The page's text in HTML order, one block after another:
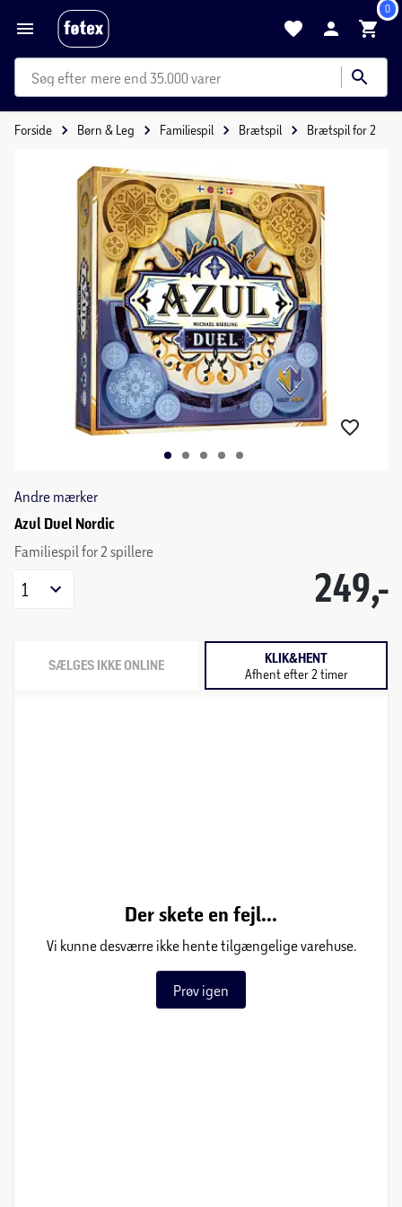
0
mere end 35.000 varer
Forside Børn & Leg Familiespil Brætspil Brætspil for 2
Andre mærker
Azul Duel Nordic
Familiespil for 2 spillere
249,-
1
SÆLGES IKKE ONLINE KLIK&HENT
Afhent efter 2 timer
Der skete en fejl...
Vi kunne desværre ikke hente tilgængelige varehuse.
Prøv igen